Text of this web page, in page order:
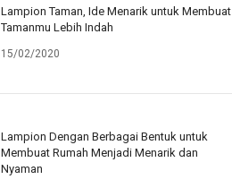
Lampion Taman, Ide Menarik untuk Membuat
Tamanmu Lebih Indah
15/02/2020
Lampion Dengan Berbagai Bentuk untuk
Membuat Rumah Menjadi Menarik dan
Nyaman